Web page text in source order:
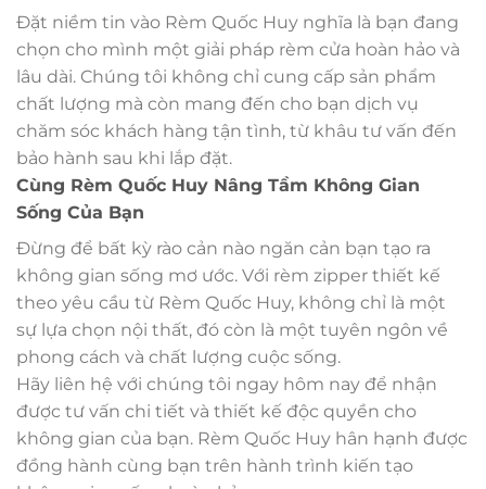
Đặt niềm tin vào Rèm Quốc Huy nghĩa là bạn đang
chọn cho mình một giải pháp rèm cửa hoàn hảo và
lâu dài. Chúng tôi không chỉ cung cấp sản phẩm
chất lượng mà còn mang đến cho bạn dịch vụ
chăm sóc khách hàng tận tình, từ khâu tư vấn đến
bảo hành sau khi lắp đặt.
Cùng Rèm Quốc Huy Nâng Tầm Không Gian
Sống Của Bạn
Đừng để bất kỳ rào cản nào ngăn cản bạn tạo ra
không gian sống mơ ước. Với rèm zipper thiết kế
theo yêu cầu từ Rèm Quốc Huy, không chỉ là một
sự lựa chọn nội thất, đó còn là một tuyên ngôn về
phong cách và chất lượng cuộc sống.
Hãy liên hệ với chúng tôi ngay hôm nay để nhận
được tư vấn chi tiết và thiết kế độc quyền cho
không gian của bạn. Rèm Quốc Huy hân hạnh được
đồng hành cùng bạn trên hành trình kiến tạo